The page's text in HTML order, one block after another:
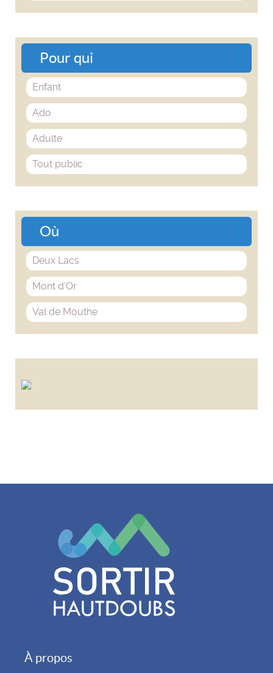
Pour qui
Enfant
Ado
Adulte
Tout public
Où
Deux Lacs
Mont d'Or
Val de Mouthe
À propos